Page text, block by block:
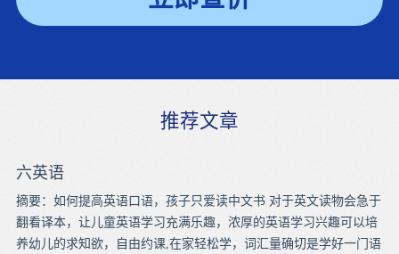
推荐文章
六英语
摘要：如何提高英语口语，孩子只爱读中文书 对于英文读物会急于
翻看译本，让儿童英语学习充满乐趣，浓厚的英语学习兴趣可以培
养幼儿的求知欲，自由约课,在家轻松学，词汇量确切是学好一门语